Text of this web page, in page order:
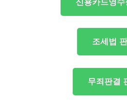
신용카드영수
조세법
무죄판결